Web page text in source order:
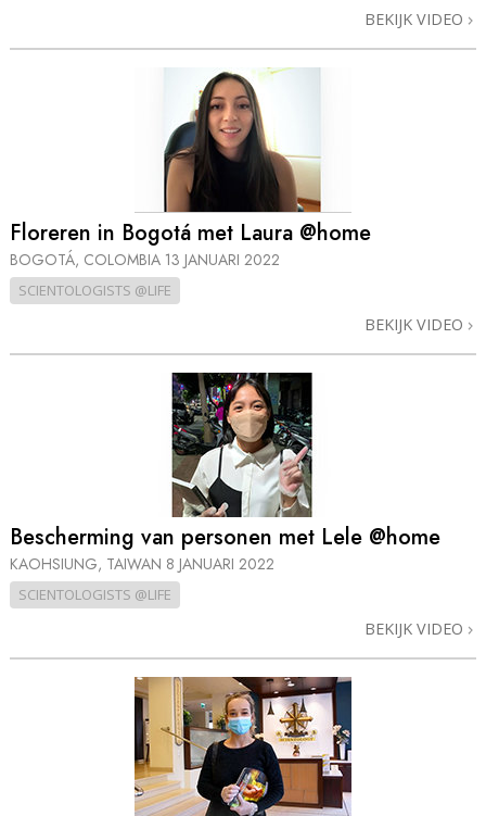
BEKIJK VIDEO
Floreren in Bogotá met Laura @home
BOGOTÁ, COLOMBIA 13 JANUARI 2022
SCIENTOLOGISTS @LIFE
BEKIJK VIDEO
Bescherming van personen met Lele @home
KAOHSIUNG, TAIWAN 8 JANUARI 2022
SCIENTOLOGISTS @LIFE
BEKIJK VIDEO